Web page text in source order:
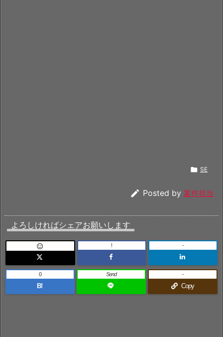
 SE
 Posted by 案件担当
よろしければシェアお願いします
 ! -
B!
0 Send
Copy
-